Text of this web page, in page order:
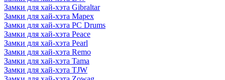
Замки для хай-хэта Gibraltar
Замки для хай-хэта Mapex
Замки для хай-хэта PC Drums
Замки для хай-хэта Peace
Замки для хай-хэта Pearl
Замки для хай-хэта Remo
Замки для хай-хэта Tama
Замки для хай-хэта TJW